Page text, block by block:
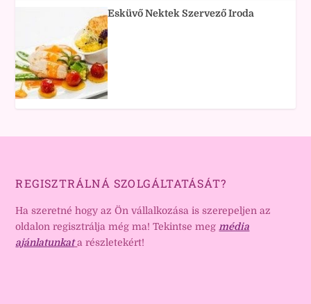
Esküvő Nektek Szervező Iroda
REGISZTRÁLNÁ SZOLGÁLTATÁSÁT?
Ha szeretné hogy az Ön vállalkozása is szerepeljen az
oldalon regisztrálja még ma! Tekintse megmédia
ajánlatunkat a részletekért!